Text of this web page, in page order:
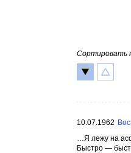
Сортировать
10.07.1962
…Я лежу на
Быстро —